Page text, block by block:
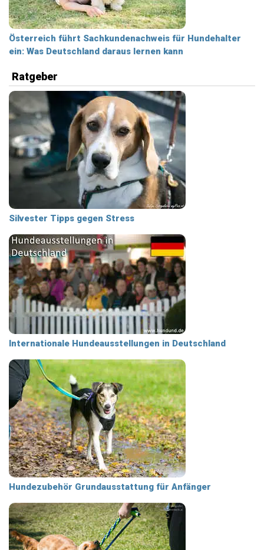
Österreich führt Sachkundenachweis für Hundehalter
ein: Was Deutschland daraus lernen kann
Ratgeber
Silvester Tipps gegen Stress
Internationale Hundeausstellungen in Deutschland
Hundezubehör Grundausstattung für Anfänger